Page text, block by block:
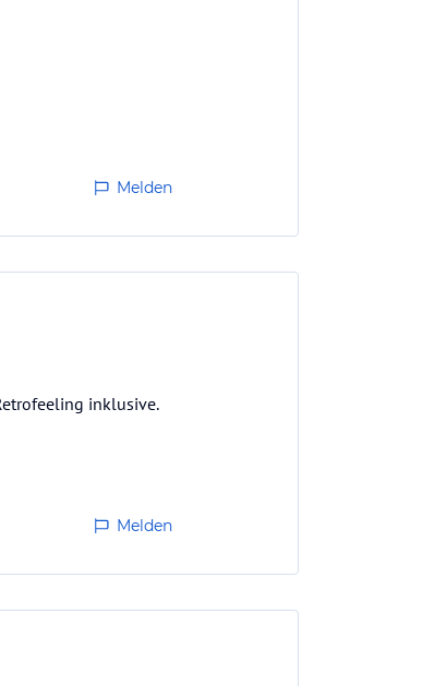
Melden
inklusive.
Melden